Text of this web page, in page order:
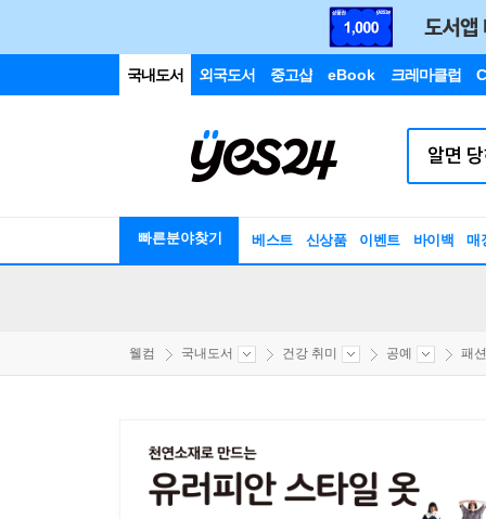
국내도서 외국도서 중고샵 eBook 크레마클럽
빠른분야찾기 베스트 신상품 이벤트 바이백 매
웰컴 국내도서 건강 취미 공예 패